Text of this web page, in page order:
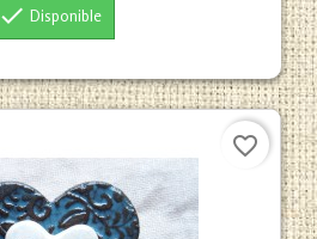
 Disponible
favorite_border